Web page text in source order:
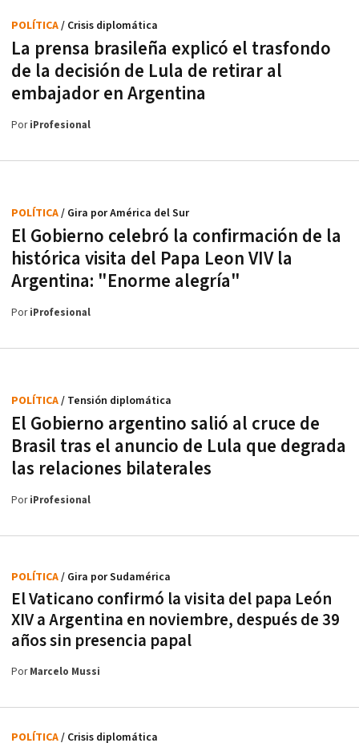
La prensa brasileña explicó el trasfondo
de la decisión de Lula de retirar al
embajador en Argentina
POLÍTICA/ Crisis diplomática
PoriProfesional
El Gobierno celebró la confirmación de la
histórica visita del Papa Leon VIV la
Argentina: "Enorme alegría"
POLÍTICA/ Gira por América del Sur
PoriProfesional
El Gobierno argentino salió al cruce de
Brasil tras el anuncio de Lula que degrada
las relaciones bilaterales
POLÍTICA/ Tensión diplomática
PoriProfesional
El Vaticano confirmó la visita del papa León
XIV a Argentina en noviembre, después de 39
años sin presencia papal
POLÍTICA/ Gira por Sudamérica
PorMarcelo Mussi
POLÍTICA/ Crisis diplomática